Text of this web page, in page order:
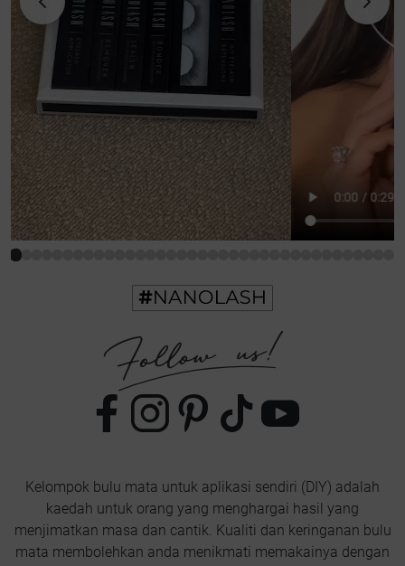
Kelompok bulu mata untuk aplikasi sendiri (DIY) adalah
kaedah untuk orang yang menghargai hasil yang
menjimatkan masa dan cantik. Kualiti dan keringanan bulu
mata membolehkan anda menikmati memakainya dengan